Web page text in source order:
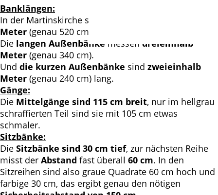
Banklängen:
In der Martinskirche sind die
Meter (genau 520 cm) lang.
Die langen Außenbänke messen dreieinhalb
Meter (genau 340 cm).
Und die kurzen Außenbänke sind zweieinhalb
Meter (genau 240 cm) lang.
Gänge:
Die Mittelgänge sind 115 cm breit, nur im hellgrau
schraffierten Teil sind sie mit 105 cm etwas
schmaler.
Sitzbänke:
Die Sitzbänke sind 30 cm tief, zur nächsten Reihe
misst der Abstand fast überall 60 cm. In den
Sitzreihen sind also graue Quadrate 60 cm hoch und
farbige 30 cm, das ergibt genau den nötigen